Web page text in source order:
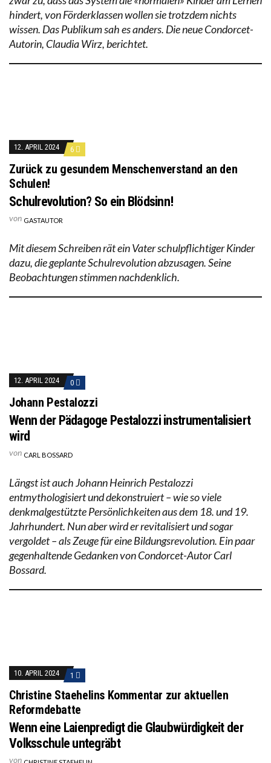
hindert, von Förderklassen wollen sie trotzdem nichts
wissen. Das Publikum sah es anders. Die neue Condorcet-
Autorin, Claudia Wirz, berichtet.
12. APRIL 2024 6
Zurück zu gesundem Menschenverstand an den
Schulen!
Schulrevolution? So ein Blödsinn!
von GASTAUTOR
Mit diesem Schreiben rät ein Vater schulpflichtiger Kinder
dazu, die geplante Schulrevolution abzusagen. Seine
Beobachtungen stimmen nachdenklich.
12. APRIL 2024 0
Johann Pestalozzi
Wenn der Pädagoge Pestalozzi instrumentalisiert
wird
von CARL BOSSARD
Längst ist auch Johann Heinrich Pestalozzi
entmythologisiert und dekonstruiert – wie so viele
denkmalgestützte Persönlichkeiten aus dem 18. und 19.
Jahrhundert. Nun aber wird er revitalisiert und sogar
vergoldet – als Zeuge für eine Bildungsrevolution. Ein paar
gegenhaltende Gedanken von Condorcet-Autor Carl
Bossard.
10. APRIL 2024 1
Christine Staehelins Kommentar zur aktuellen
Reformdebatte
Wenn eine Laienpredigt die Glaubwürdigkeit der
Volksschule untegräbt
von